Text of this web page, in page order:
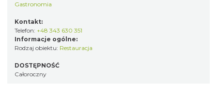
Gastronomia
Kontakt:
Telefon: +48 343 630 351
Informacje ogólne:
Rodzaj obiektu: Restauracja
DOSTĘPNOŚĆ
Całoroczny